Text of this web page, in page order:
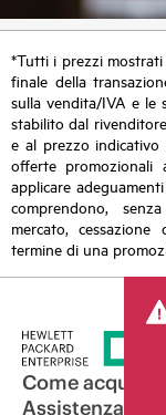
*Tutti i prezzi
finale della
sulla vendita/IVA e le
stabilito dal
e al prezzo
offerte
applicare
comprendono,
mercato,
termine di una
Come
Assistenza